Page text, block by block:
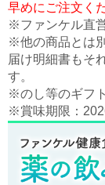
早めにご注文く
※ファンケル直
※他の商品とは
届け明細書もそ
す。
※のし等のギフ
※賞味期限：